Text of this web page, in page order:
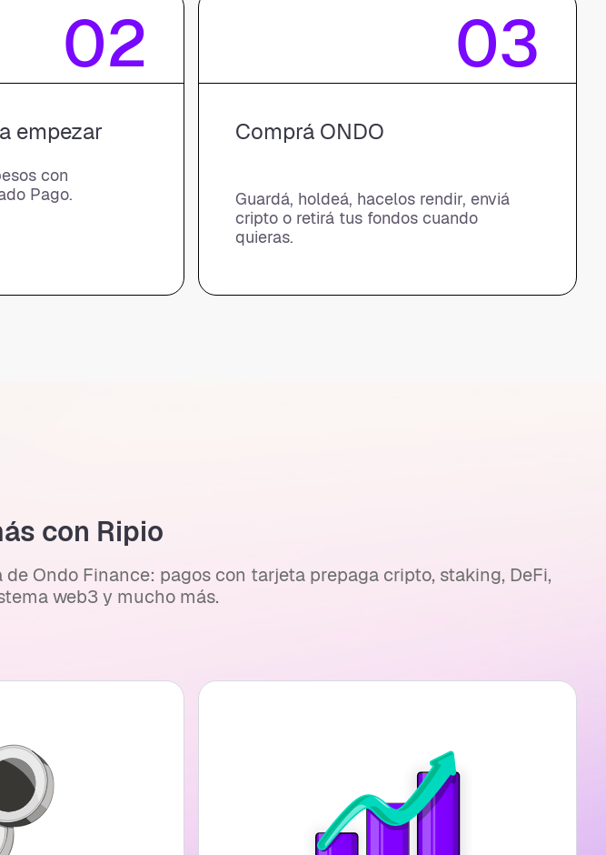
02
empezar
con
Pago.
03
Comprá ONDO
Guardá, holdeá, hacelos rendir, enviá
cripto o retirá tus fondos cuando
quieras.
con Ripio
Ondo Finance: pagos con tarjeta prepaga cripto, staking, DeFi,
web3 y mucho más.